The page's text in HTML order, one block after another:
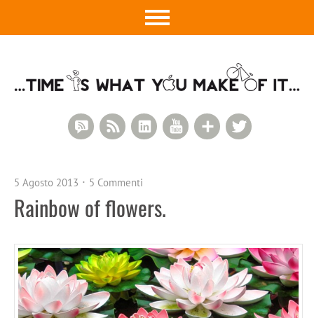
Google+
YouTube
LinkedIn
RSS Feed
RSS Comments
5 Agosto 2013 5 Commenti
Rainbow of flowers.